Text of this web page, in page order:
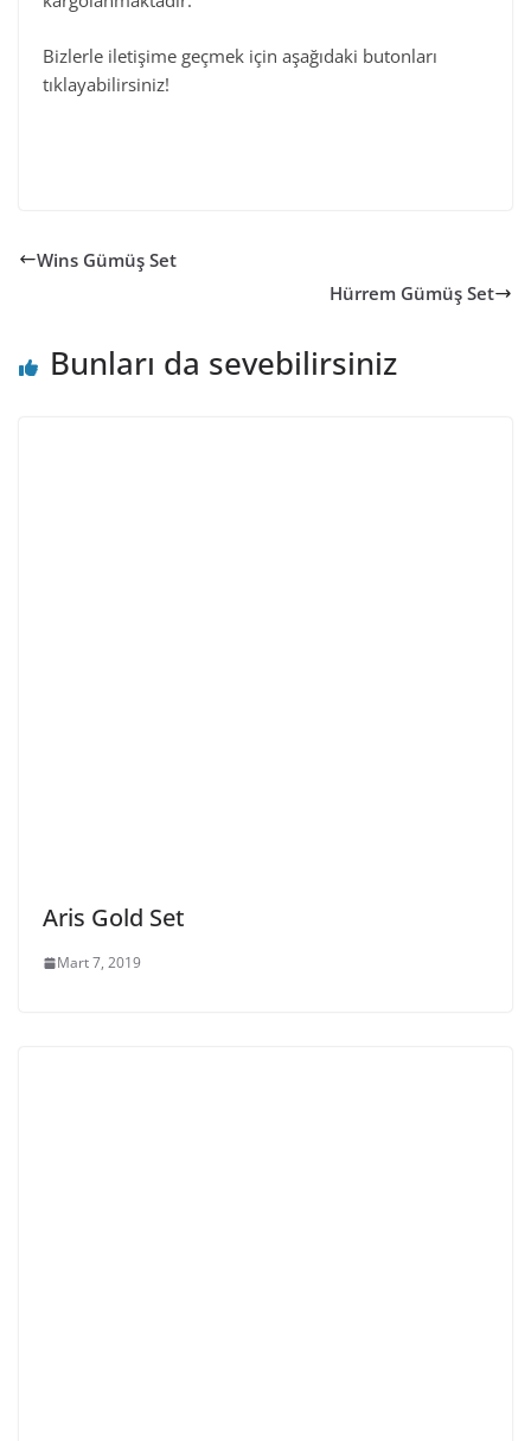
Bizlerle iletişime geçmek için aşağıdaki butonları
tıklayabilirsiniz!
Wins Gümüş Set
Hürrem Gümüş Set
Bunları da sevebilirsiniz
Aris Gold Set
Mart 7, 2019